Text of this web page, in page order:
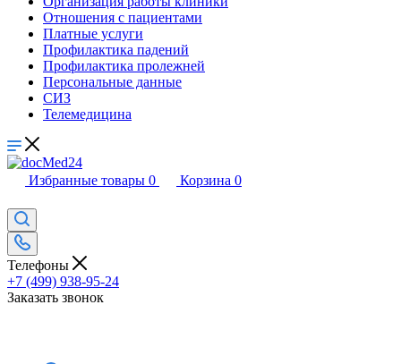
Отношения с пациентами
Платные услуги
Профилактика падений
Профилактика пролежней
Персональные данные
СИЗ
Телемедицина
Избранные товары 0 Корзина 0
Телефоны
+7 (499) 938-95-24
Заказать звонок